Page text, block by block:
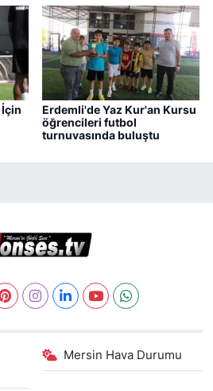
İçin
Erdemli'de Yaz Kur'an Kursu
öğrencileri futbol
turnuvasında buluştu
Mersin Hava Durumu